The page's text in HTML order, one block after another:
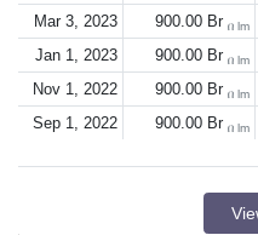
Mar 3, 2023 900.00 Br በ lm
Jan 1, 2023 900.00 Br በ lm
Nov 1, 2022 900.00 Br በ lm
Sep 1, 2022 900.00 Br በ lm